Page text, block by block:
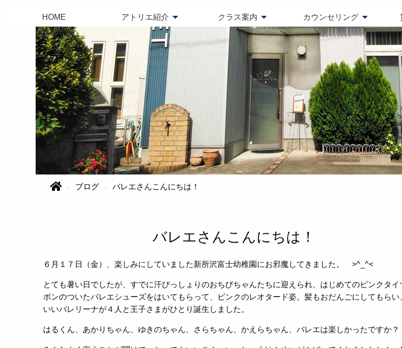
HOME アトリエ紹介 クラス案内 カウンセリング
ブログ バレエさんこんにちは！
バレエさんこんにちは！
６月１７日（金）、楽しみにしていました新所沢富士幼稚園にお邪魔してきました。 >^_^<
とても暑い日でしたが、すでに汗びっしょりのおちびちゃんたちに迎えられ、はじめてのピンクタイ
ボンのついたバレエシューズをはいてもらって、ピンクのレオタード姿。髪もおだんごにしてもらい
いいバレリーナが４人と王子さまがひとり誕生しました。
はるくん、あかりちゃん、ゆきのちゃん、さらちゃん、かえらちゃん、バレエは楽しかったですか？